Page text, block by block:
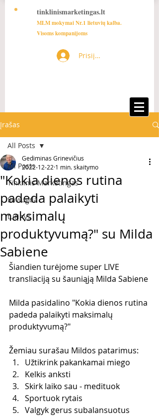
tinklinismarketingas.lt
MLM mokymai Nr.1 lietuvių kalba.
Visoms kompanijoms
Prisijungti
Įrašas
All Posts
Tinklinis Marketingas
Saviugda
turinys
All Posts
"Kokia dienos rutina
padeda palaikyti
maksimalų
produktyvumą?" su Milda
Sabiene
Gediminas Grinevičius
2022-12-22 1 min. skaitymo
Šiandien turėjome super LIVE
transliaciją su šauniąją Milda Sabiene
Milda pasidalino "Kokia dienos rutina
padeda palaikyti maksimalų
produktyvumą?"
Žemiau surašau Mildos patarimus:
Užtikrink pakankamai miego
Kelkis anksti
Skirk laiko sau - medituok
Sportuok rytais
Valgyk gerus subalansuotus